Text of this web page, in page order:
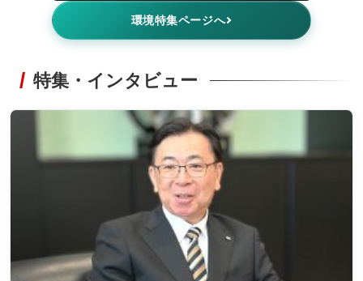
環境特集ページへ
特集・インタビュー